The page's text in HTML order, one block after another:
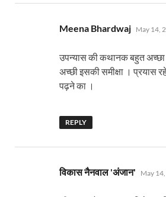
Meena Bhardwaj says:
May 14,
उपन्यास की कथानक बहुत अच्छा
अच्छी इसकी समीक्षा । प्रयास
पढ़ने का ।
REPLY
विकास नैनवाल 'अंजान' says:
May